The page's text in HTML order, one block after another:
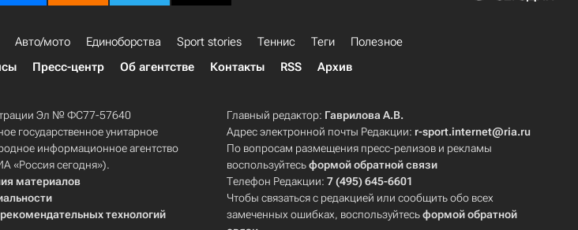
Авто/мото Единоборства Sport stories Теннис Теги
Полезное
Пресс-центр Об агентстве Контакты RSS Архив
Эл № ФС77-57640
государственное унитарное
информационное агентство
«Россия сегодня»).
материалов
технологий
Главный редактор: Гаврилова А.В.
Адрес электронной почты Редакции: r-sport.internet@ria.ru
По вопросам размещения пресс-релизов и рекламы
воспользуйтесьформой обратной связи
Телефон Редакции:7 (495) 645-6601
Чтобы связаться с редакцией или сообщить обо всех
замеченных ошибках, воспользуйтесьформой обратной